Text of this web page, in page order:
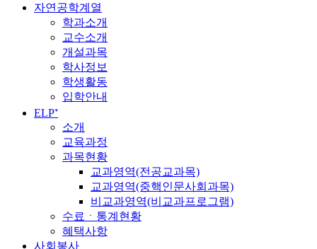
자연공학계열
학과소개
교수소개
개설과목
학사정보
학생활동
입학안내
ELP⁺
소개
교육과정
과목현황
교과영역(전공교과목)
교과영역(중핵인문사회과목)
비교과영역(비교과프로그램)
수료ㆍ통계현황
혜택사항
사회봉사